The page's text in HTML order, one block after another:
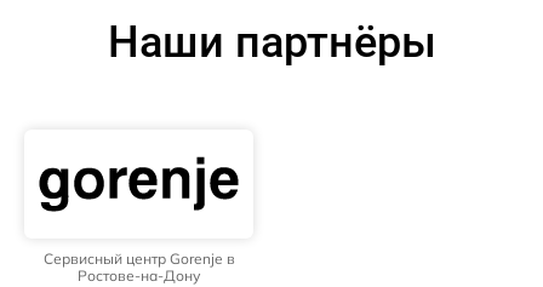
Наши партнёры
Сервисный центр Gorenje в
Ростове-на-Дону